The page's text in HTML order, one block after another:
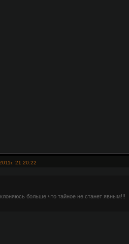
21:20:22
больше что тайное не станет явным!!!